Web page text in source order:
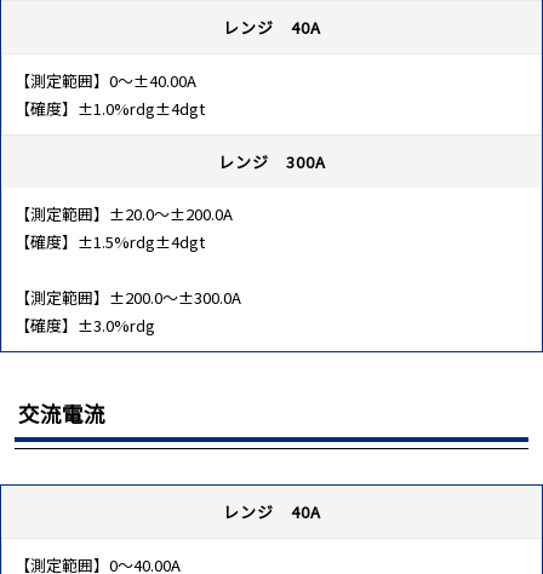
レンジ 40A
【測定範囲】0～±40.00A
【確度】±1.0%rdg±4dgt
レンジ 300A
【測定範囲】±20.0～±200.0A
【確度】±1.5%rdg±4dgt
【測定範囲】±200.0～±300.0A
【確度】±3.0%rdg
交流電流
レンジ 40A
【測定範囲】0～40.00A